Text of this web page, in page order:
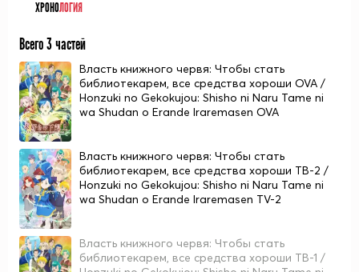
ХРОНОЛОГИЯ
Всего 3 частей
Власть книжного червя: Чтобы стать
библиотекарем, все средства хороши OVA /
Honzuki no Gekokujou: Shisho ni Naru Tame ni
wa Shudan o Erande Iraremasen OVA
Власть книжного червя: Чтобы стать
библиотекарем, все средства хороши ТВ-2 /
Honzuki no Gekokujou: Shisho ni Naru Tame ni
wa Shudan o Erande Iraremasen TV-2
Власть книжного червя: Чтобы стать
библиотекарем, все средства хороши ТВ-1 /